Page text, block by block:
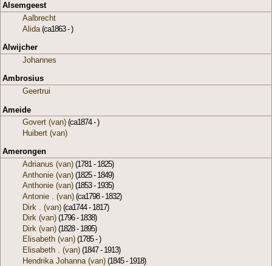
Alsemgeest
Aalbrecht
Alida (ca1863 - )
Alwijcher
Johannes
Ambrosius
Geertrui
Ameide
Govert (van) (ca1874 - )
Huibert (van)
Amerongen
Adrianus (van) (1781 - 1825)
Anthonie (van) (1825 - 1849)
Anthonie (van) (1853 - 1935)
Antonie . (van) (ca1798 - 1832)
Dirk . (van) (ca1744 - 1817)
Dirk (van) (1796 - 1838)
Dirk (van) (1828 - 1895)
Elisabeth (van) (1785 - )
Elisabeth . (van) (1847 - 1913)
Hendrika Johanna (van) (1845 - 1918)